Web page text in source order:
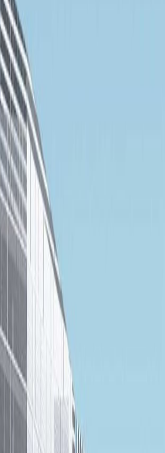
ini
24 jam
tinggi